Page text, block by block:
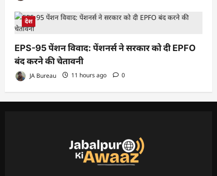
देश
EPS-95 पेंशन विवाद: पेंशनर्स ने सरकार को दी EPFO
बंद करने की चेतावनी
JA Bureau 11 hours ago 0